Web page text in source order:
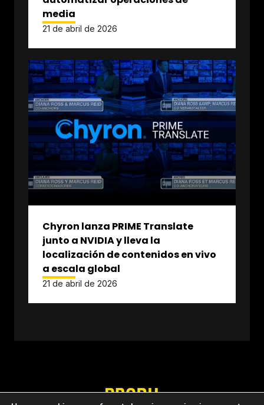
media
21 de abril de 2026
Chyron lanza PRIME Translate
junto a NVIDIA y lleva la
localización de contenidos en vivo
a escala global
21 de abril de 2026